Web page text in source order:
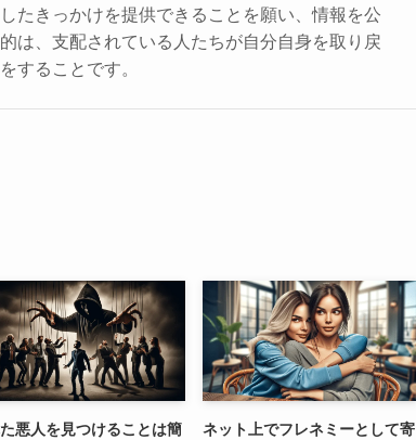
たきっかけを提供できることを願い、情報を公
は、支配されている人たちが自分自身を取り戻
することです。
悪人を見つけることは簡
ネット上でフレネミーとして寄